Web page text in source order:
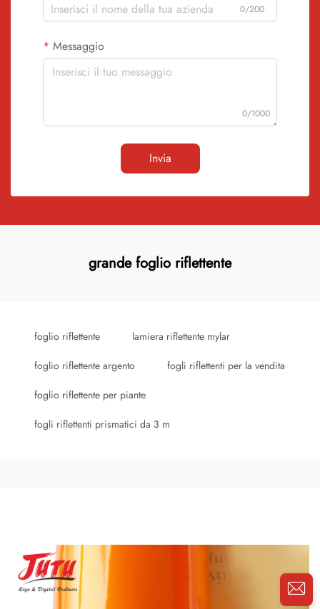
0/200
Messaggio
0/1000
Invia
grande foglio riflettente
foglio riflettente lamiera riflettente mylar
foglio riflettente argento fogli riflettenti per la vendita
foglio riflettente per piante
fogli riflettenti prismatici da 3 m